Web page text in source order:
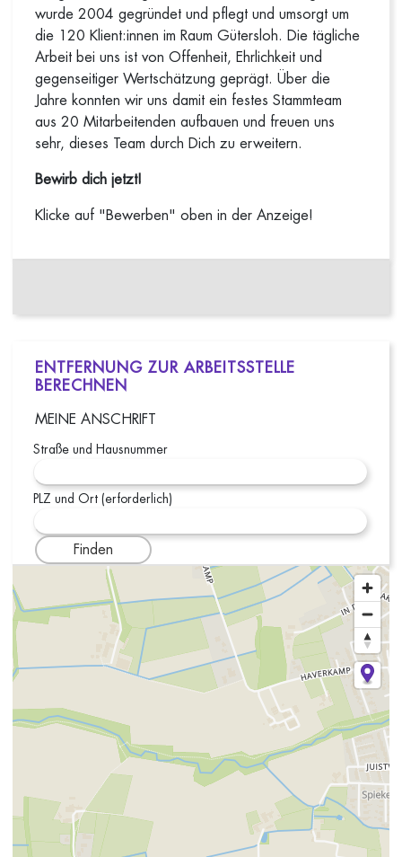
wurde 2004 gegründet und pflegt und umsorgt um
die 120 Klient:innen im Raum Gütersloh. Die tägliche
Arbeit bei uns ist von Offenheit, Ehrlichkeit und
gegenseitiger Wertschätzung geprägt. Über die
Jahre konnten wir uns damit ein festes Stammteam
aus 20 Mitarbeitenden aufbauen und freuen uns
sehr, dieses Team durch Dich zu erweitern.
Bewirb dich jetzt!
Klicke auf "Bewerben" oben in der Anzeige!
ENTFERNUNG ZUR ARBEITSSTELLE
BERECHNEN
MEINE ANSCHRIFT
Straße und Hausnummer
PLZ und Ort (erforderlich)
Finden